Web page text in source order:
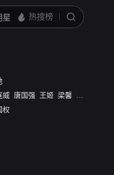
威 唐国强 王姬 梁馨 普超英
权